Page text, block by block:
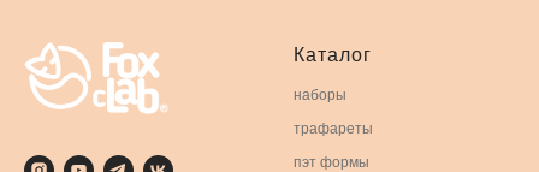
Каталог
наборы
трафареты
пэт формы